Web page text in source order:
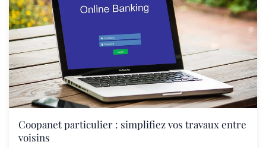
Coopanet particulier : simplifiez vos travaux entre
voisins